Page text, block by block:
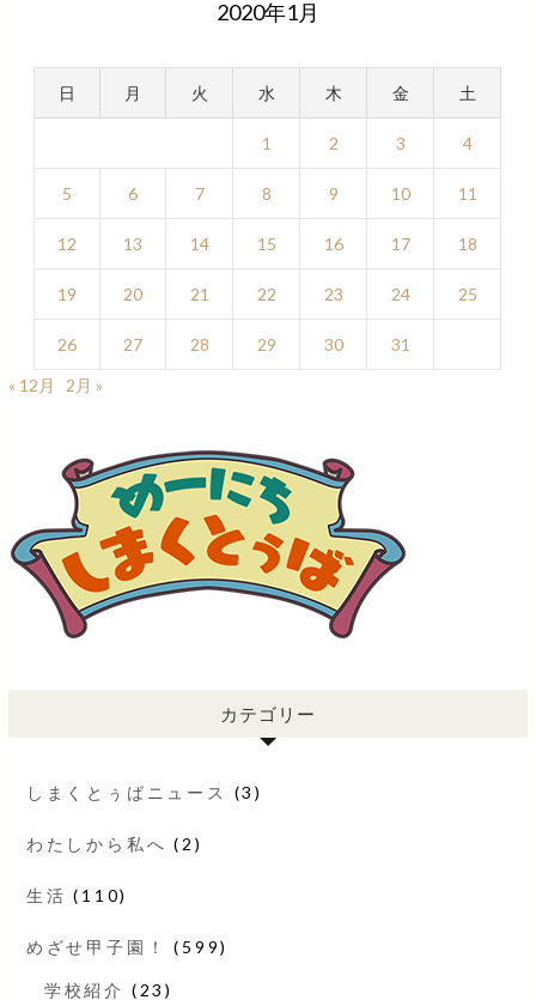
2020年1月
日 月 火 水 木 金 土
1 2 3 4
5 6 7 8 9 10 11
12 13 14 15 16 17 18
19 20 21 22 23 24 25
26 27 28 29 30
31
« 12月
2月 »
カテゴリー
しまくとぅばニュース (3)
わたしから私へ (2)
生活 (110)
めざせ甲子園！ (599)
学校紹介 (23)